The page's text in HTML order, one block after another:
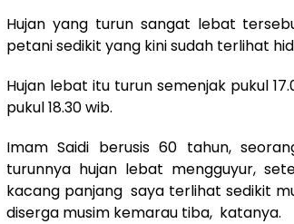
Hujan yang turun sangat lebat
petani sedikit yang kini sudah terlihat
Hujan lebat itu turun semenjak pukul
pukul 18.30 wib.
Imam Saidi berusis 60 tahun,
turunnya hujan lebat mengguyur,
kacang panjang saya terlihat sedikit
diserga musim kemarau tiba, katanya.